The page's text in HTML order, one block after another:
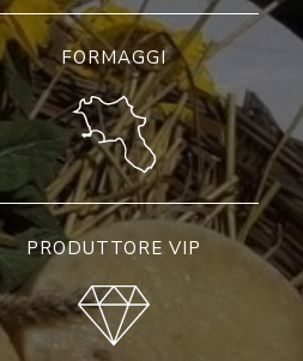
FORMAGGI
PRODUTTORE VIP